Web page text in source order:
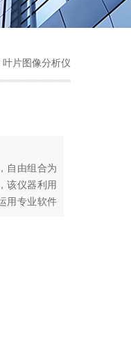
叶片图像分析仪
自由组合为
该仪器利用
用专业软件